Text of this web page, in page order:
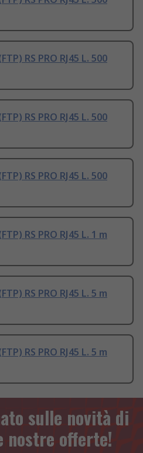
RS PRO RJ45 L. 500
RS PRO RJ45 L. 500
RS PRO RJ45 L. 500
RS PRO RJ45 L. 1 m
RS PRO RJ45 L. 5 m
RS PRO RJ45 L. 5 m
sulle novità di
nostre offerte!